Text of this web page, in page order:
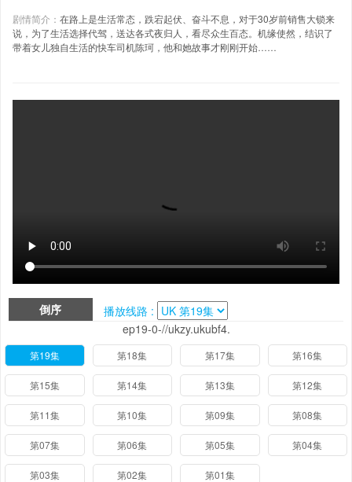
剧情简介： 在路上是生活常态，跌宕起伏、奋斗不息，对于30岁前销售大锁来
说，为了生活选择代驾，送达各式夜归人，看尽众生百态。机缘使然，结识了
带着女儿独自生活的快车司机陈珂，他和她故事才刚刚开始……
倒序
播放线路 :
ep19-0-//ukzy.ukubf4.
第19集 第18集 第17集 第16集
第15集 第14集 第13集 第12集
第11集 第10集 第09集 第08集
第07集 第06集 第05集 第04集
第03集 第02集 第01集